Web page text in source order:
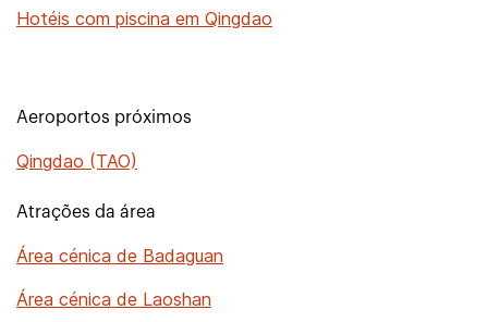
Hotéis com piscina em Qingdao
Aeroportos próximos
Qingdao (TAO)
Atrações da área
Área cénica de Badaguan
Área cénica de Laoshan